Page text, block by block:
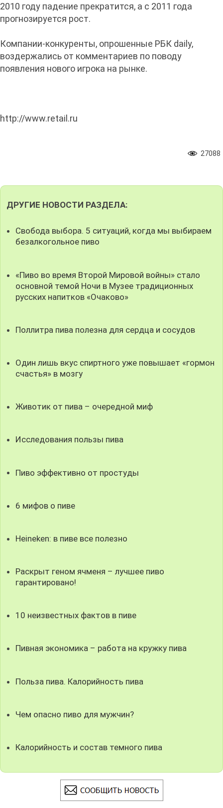
2010 году падение прекратится, а с 2011 года
прогнозируется рост.
Компании-конкуренты, опрошенные РБК daily,
воздержались от комментариев по поводу
появления нового игрока на рынке.
http://www.retail.ru
27088
ДРУГИЕ НОВОСТИ РАЗДЕЛА:
Свобода выбора. 5 ситуаций, когда мы выбираем
безалкогольное пиво
«Пиво во время Второй Мировой войны» стало
основной темой Ночи в Музее традиционных
русских напитков «Очаково»
Поллитра пива полезна для сердца и сосудов
Один лишь вкус спиртного уже повышает «гормон
счастья» в мозгу
Животик от пива – очередной миф
Исследования пользы пива
Пиво эффективно от простуды
6 мифов о пиве
Heineken: в пиве все полезно
Раскрыт геном ячменя – лучшее пиво
гарантировано!
10 неизвестных фактов в пиве
Пивная экономика – работа на кружку пива
Польза пива. Калорийность пива
Чем опасно пиво для мужчин?
Калорийность и состав темного пива